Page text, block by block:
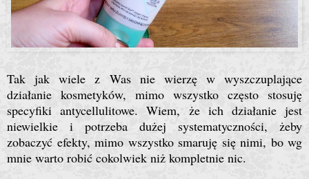
Tak jak wiele z Was nie wierzę w wyszczuplające
działanie kosmetyków, mimo wszystko często stosuję
specyfiki antycellulitowe. Wiem, że ich działanie jest
niewielkie i potrzeba dużej systematyczności, żeby
zobaczyć efekty, mimo wszystko smaruję się nimi, bo wg
mnie warto robić cokolwiek niż kompletnie nic.